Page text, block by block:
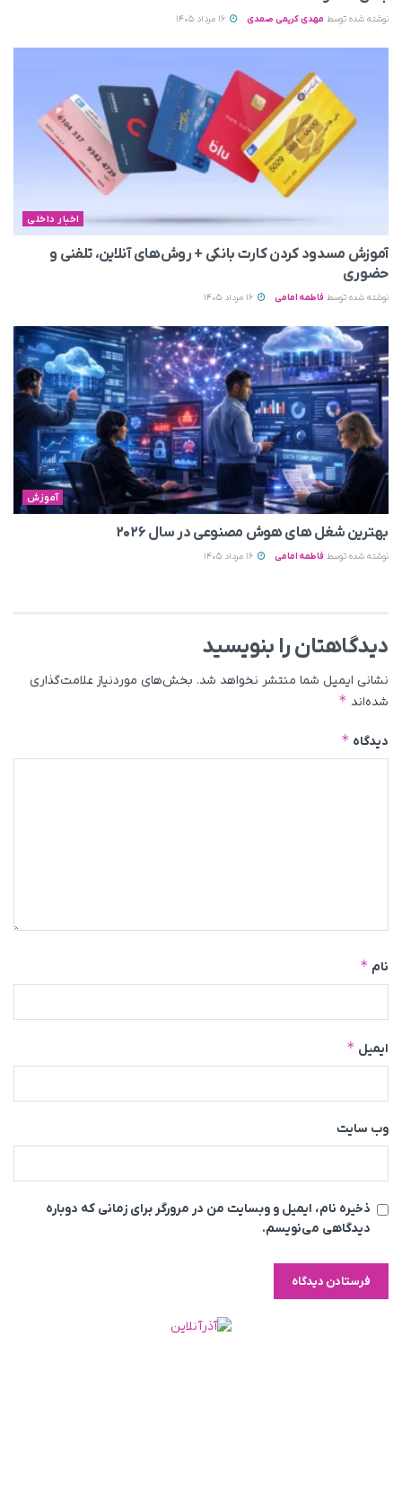
نوشته شده توسط مهدی کریمی صمدی
اخبار داخلی
آموزش مسدود کردن کارت بانکی + روش‌های آنلاین، تلفنی و
حضوری
نوشته شده توسط فاطمه امامی
آموزش
بهترین شغل های هوش مصنوعی در سال ۲۰۲۶
نوشته شده توسط فاطمه امامی
دیدگاهتان را بنویسید
نشانی ایمیل شما منتشر نخواهد شد. بخش‌های موردنیاز علامت‌گذاری
شده‌اند *
دیدگاه *
نام *
ایمیل *
وب‌ سایت
ذخیره نام، ایمیل و وبسایت من در مرورگر برای زمانی که دوباره
دیدگاهی می‌نویسم.